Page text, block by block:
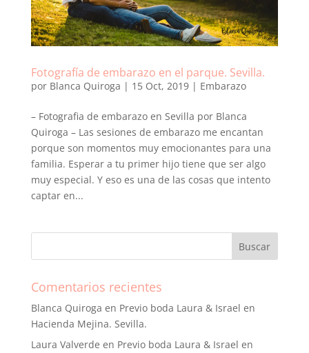
Fotografía de embarazo en el parque. Sevilla.
por Blanca Quiroga | 15 Oct, 2019| Embarazo
– Fotografia de embarazo en Sevilla por Blanca
Quiroga – Las sesiones de embarazo me encantan
porque son momentos muy emocionantes para una
familia. Esperar a tu primer hijo tiene que ser algo
muy especial. Y eso es una de las cosas que intento
captar en...
Comentarios recientes
Blanca Quiroga en Previo boda Laura & Israel en
Hacienda Mejina. Sevilla.
Laura Valverde en Previo boda Laura & Israel en